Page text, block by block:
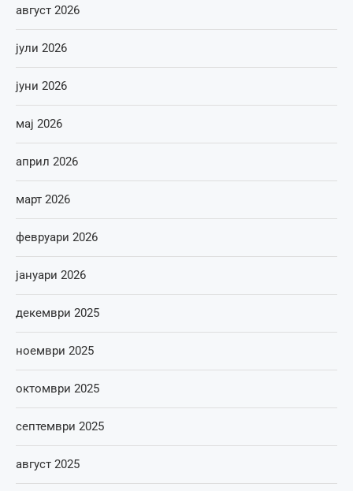
август 2026
јули 2026
јуни 2026
мај 2026
април 2026
март 2026
февруари 2026
јануари 2026
декември 2025
ноември 2025
октомври 2025
септември 2025
август 2025